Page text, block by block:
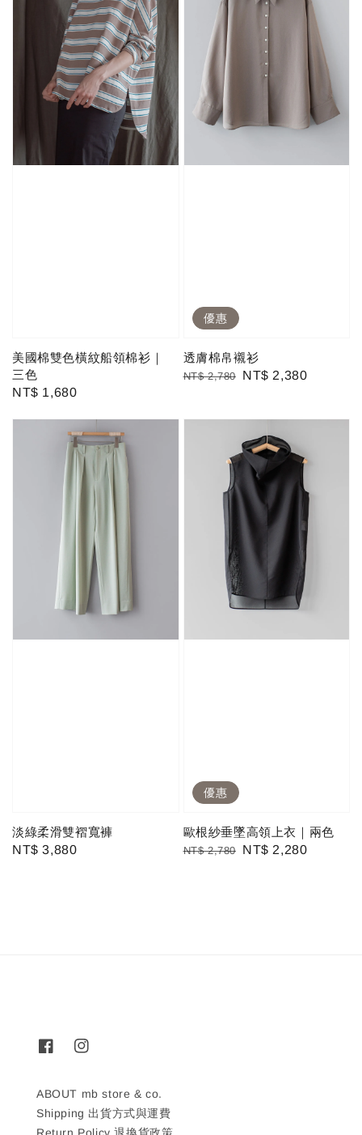
美國棉雙色橫紋船領棉衫｜
三色
Regular
NT$ 1,680
優惠
透膚棉帛襯衫
Regular
NT$ 2,780
Sale
NT$ 2,380
淡綠柔滑雙褶寬褲
Regular
NT$ 3,880
優惠
歐根紗垂墜高領上衣｜兩色
Regular
NT$ 2,780
Sale
NT$ 2,280
ABOUT mb store & co.
Shipping 出貨方式與運費